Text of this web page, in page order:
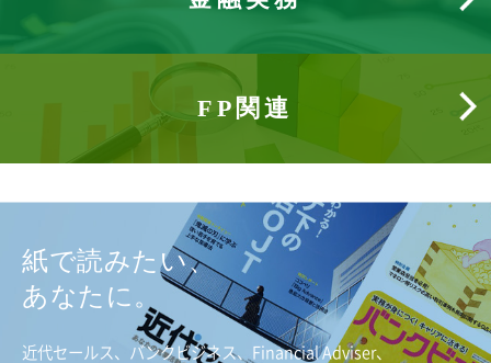
FP関連
紙で読みたい、
あなたに。
近代セールス、バンクビジネス、Financial Adviser、